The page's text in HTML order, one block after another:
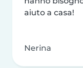
aiuto a casa!
Nerina